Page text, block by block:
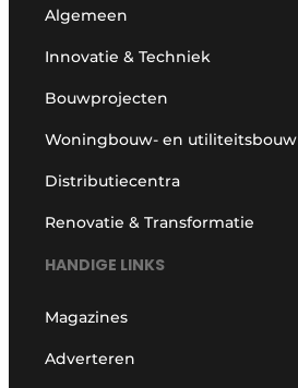
Algemeen
Innovatie & Techniek
Bouwprojecten
Woningbouw- en utiliteitsbouw
Distributiecentra
Renovatie & Transformatie
HANDIGE LINKS
Magazines
Adverteren